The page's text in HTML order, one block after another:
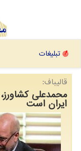
تبلیغات
قالیباف:
محمدعلی
ایران است